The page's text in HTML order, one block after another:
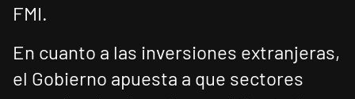
FMI.
En cuanto a las inversiones extranjeras,
el Gobierno apuesta a que sectores